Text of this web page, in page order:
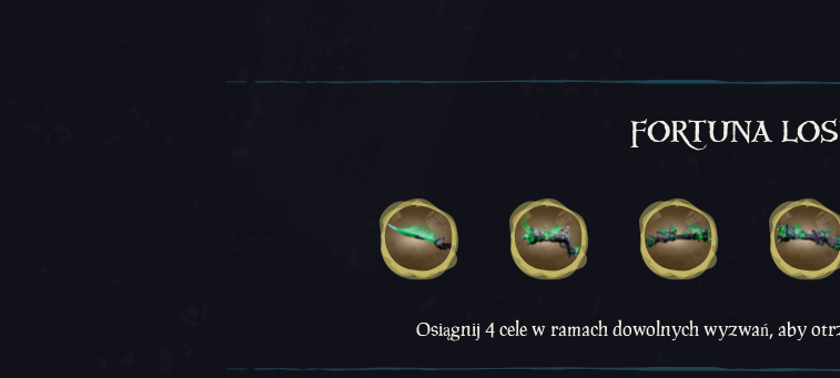
FORTUNA
Osiągnij 4 cele w ramach dowolnych wyzwań, aby